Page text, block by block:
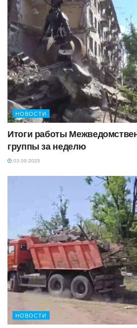
НОВОСТИ
Итоги работы
группы за неделю
03.09.2025
НОВОСТИ